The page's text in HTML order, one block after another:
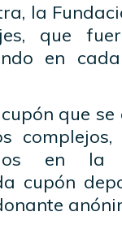
la
que
en
que
en la
cupón